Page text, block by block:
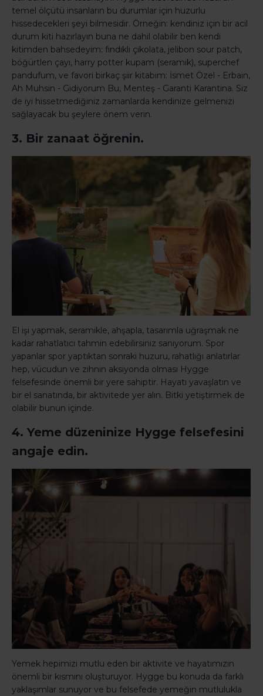
temel ölçütü insanların bu durumlar için huzurlu
hissedecekleri şeyi bilmesidir. Örneğin: kendiniz için bir acil
durum kiti hazırlayın buna ne dahil olabilir ben kendi
kitimden bahsedeyim: fındıklı çikolata, jelibon sour patch,
böğürtlen çayı, harry potter kupam (seramik), superchef
pandufum, ve favori birkaç şiir kitabım: İsmet Özel - Erbain,
Ah Muhsin - Gidiyorum Bu, Menteş - Garanti Karantina. Siz
de iyi hissetmediğiniz zamanlarda kendinize gelmenizi
sağlayacak bu şeylere önem verin.
3. Bir zanaat öğrenin.
El işi yapmak, seramikle, ahşapla, tasarımla uğraşmak ne
kadar rahatlatıcı tahmin edebilirsiniz sanıyorum. Spor
yapanlar spor yaptıktan sonraki huzuru, rahatlığı anlatırlar
hep, vücudun ve zihnin aksiyonda olması Hygge
felsefesinde önemli bir yere sahiptir. Hayatı yavaşlatın ve
bir el sanatında, bir aktivitede yer alın. Bitki yetiştirmek de
olabilir bunun içinde.
4. Yeme düzeninize Hygge felsefesini
angaje edin.
Yemek hepimizi mutlu eden bir aktivite ve hayatımızın
önemli bir kısmını oluşturuyor. Hygge bu konuda da farklı
yaklaşımlar sunuyor ve bu felsefede yemeğin mutlulukla